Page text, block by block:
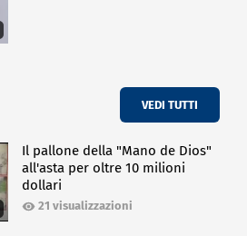
VEDI TUTTI
Il pallone della "Mano de Dios"
all'asta per oltre 10 milioni
dollari
21 visualizzazioni